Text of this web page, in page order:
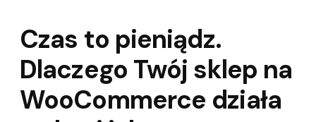
Czas to pieniądz.
Dlaczego Twój sklep na
WooCommerce działa